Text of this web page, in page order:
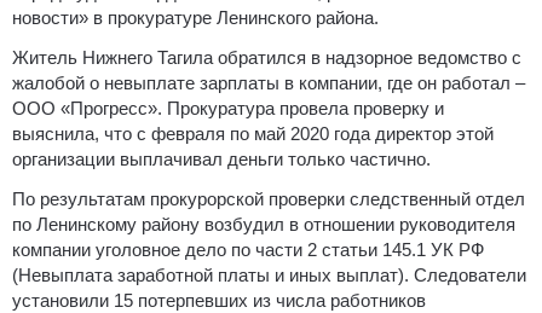
новости» в прокуратуре Ленинского района.
Житель Нижнего Тагила обратился в надзорное ведомство с
жалобой о невыплате зарплаты в компании, где он работал –
ООО «Прогресс». Прокуратура провела проверку и
выяснила, что с февраля по май 2020 года директор этой
организации выплачивал деньги только частично.
По результатам прокурорской проверки следственный отдел
по Ленинскому району возбудил в отношении руководителя
компании уголовное дело по части 2 статьи 145.1 УК РФ
(Невыплата заработной платы и иных выплат). Следователи
установили 15 потерпевших из числа работников